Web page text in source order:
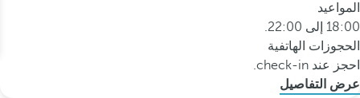
المواعيد
18:00 إلى 22:00.
الحجوزات الهاتفية
احجز عند check-in.
عرض التفاصيل